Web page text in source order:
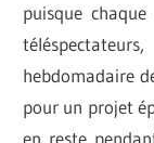
puisque
hebdomadaire
pour un projet
en reste